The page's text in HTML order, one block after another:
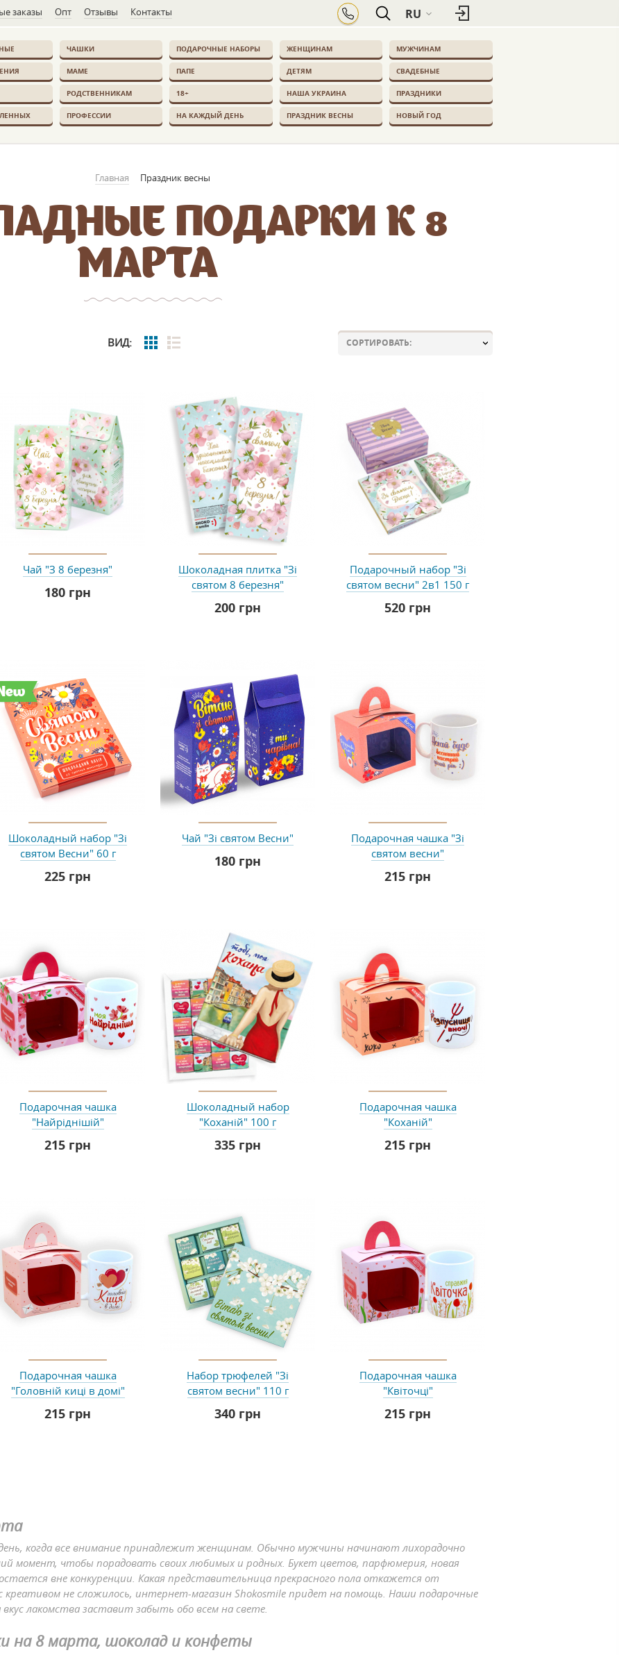
заказы Опт Отзывы Контакты RU
ЧАШКИ ПОДАРОЧНЫЕ НАБОРЫ ЖЕНЩИНАМ МУЖЧИНАМ
МАМЕ ПАПЕ ДЕТЯМ СВАДЕБНЫЕ
РОДСТВЕННИКАМ 18+ НАША УКРАИНА ПРАЗДНИКИ
ПРОФЕССИИ НА КАЖДЫЙ ДЕНЬ ПРАЗДНИК ВЕСНЫ НОВЫЙ ГОД
Главная Праздник весны
ПОДАРКИ К 8
МАРТА
ВИД: СОРТИРОВАТЬ:
Чай "З 8 березня"
180 грн
Шоколадная плитка "Зі
святом 8 березня"
200 грн
Подарочный набор "Зі
святом весни" 2в1 150 г
520 грн
Шоколадный набор "Зі
святом Весни" 60 г
225 грн
Чай "Зі святом Весни"
180 грн
Подарочная чашка "Зі
святом весни"
215 грн
Подарочная чашка
"Найріднішій"
215 грн
Шоколадный набор
"Коханій" 100 г
335 грн
Подарочная чашка
"Коханій"
215 грн
Подарочная чашка
"Головній киці в домі"
215 грн
Набор трюфелей "Зі
святом весни" 110 г
340 грн
Подарочная чашка
"Квіточці"
215 грн
когда все внимание принадлежит женщинам. Обычно мужчины начинают лихорадочно
момент, чтобы порадовать своих любимых и родных. Букет цветов, парфюмерия, новая
вне конкуренции. Какая представительница прекрасного пола откажется от
с креативом не сложилось, интернет-магазин Shokosmile придет на помощь. Наши подарочные
лакомства заставит забыть обо всем на свете.
на 8 марта, шоколад и конфеты